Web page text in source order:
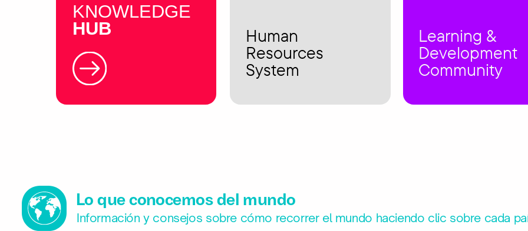
KNOWLEDGE
HUB
Human
Resources
System
Learning &
Development
Community
Lo que conocemos del mundo
Información y consejos sobre cómo recorrer el mundo haciendo clic sobre cada